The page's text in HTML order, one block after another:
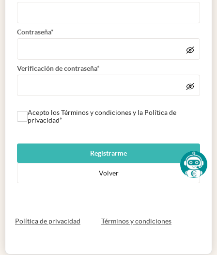
Contraseña*
Verificación de contraseña*
Acepto los Términos y condiciones y la Política de
privacidad*
Registrarme
Volver
Política de privacidad abre en nueva pestaña
Términos y condicionesabre en nueva